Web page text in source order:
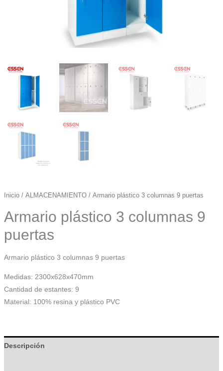
Inicio/ ALMACENAMIENTO/ Armario plástico 3 columnas 9 puertas
Armario plástico 3 columnas 9
puertas
Armario plástico 3 columnas 9 puertas
Medidas: 2300x628x470mm
Cantidad de estantes: 9
Material: 100% resina y plástico PVC
Descripción